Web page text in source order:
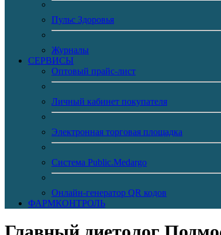
Пульс Здоровья
Журналы
CЕРВИСЫ
Оптовый прайс-лист
Личный кабинет покупателя
Электронная торговая площадка
Система Public.Medargo
Онлайн-генератор QR кодов
ФАРМКОНТРОЛЬ